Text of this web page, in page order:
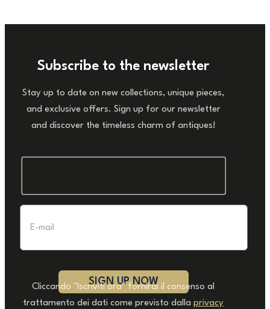
Subscribe to the newsletter
Stay up to date on new collections, unique pieces,
and exclusive offers. Sign up for our newsletter
and discover the timeless charm of antiques!
Cliccando "Iscriviti ora" fornirai il consenso al
trattamento dei dati come previsto dallaprivacy